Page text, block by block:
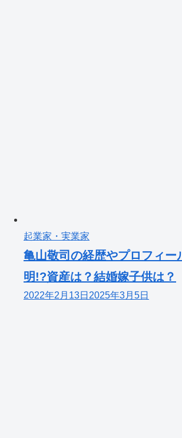
起業家・実業家
亀山敬司の経歴やプロフィー
明!?資産は？結婚嫁子供は？
2022年2月13日 2025年3月5日